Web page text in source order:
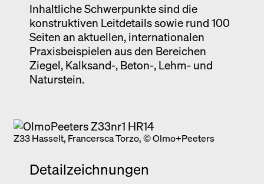
Inhaltliche Schwerpunkte sind die
konstruktiven Leitdetails sowie rund 100
Seiten an aktuellen, internationalen
Praxisbeispielen aus den Bereichen
Ziegel, Kalksand-, Beton-, Lehm- und
Naturstein.
Z33 Hasselt, Francersca Torzo, © Olmo+Peeters
Detailzeichnungen